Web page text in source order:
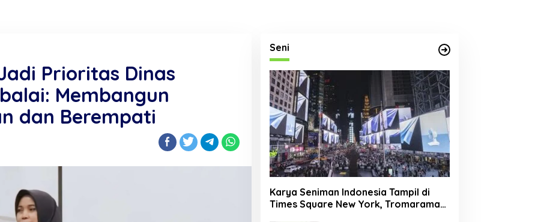
Prioritas Dinas
Membangun
dan Berempati
Seni
Karya Seniman Indonesia Tampil di
Times Square New York, Tromarama